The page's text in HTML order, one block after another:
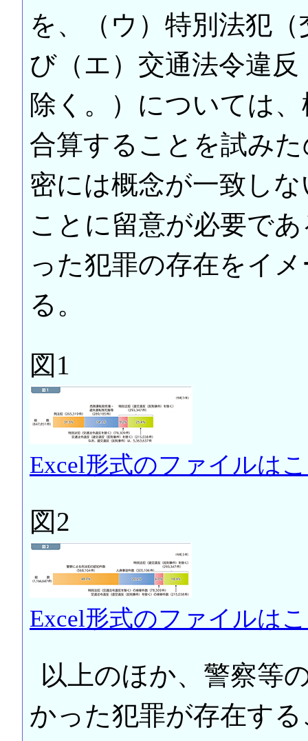
を、（ウ）特別法犯
び（エ）交通法令違
除く。）については
合算することを試み
密には概念が一致し
ことに留意が必要で
った犯罪の存在をイ
る。
図1
Excel形式のファイルは
図2
Excel形式のファイルは
以上のほか、警察等
かった犯罪が存在す